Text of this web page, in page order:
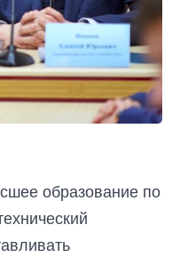
образование по